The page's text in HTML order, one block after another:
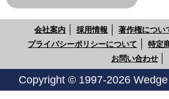
会社案内 採用情報 著作権につい
プライバシーポリシーについて
特定
お問い合わせ
Copyright © 1997-2026